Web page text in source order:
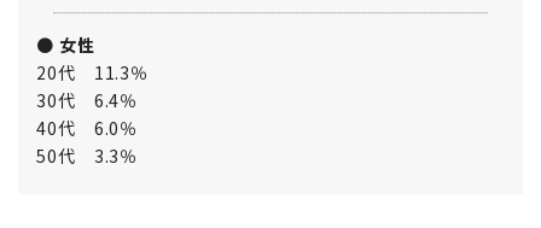
● 女性
20代 11.3％
30代 6.4％
40代 6.0％
50代 3.3％